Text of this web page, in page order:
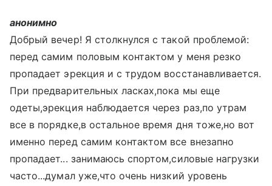
анонимно
Добрый вечер! Я столкнулся с такой проблемой:
перед самим половым контактом у меня резко
пропадает эрекция и с трудом восстанавливается.
При предварительных ласках,пока мы еще
одеты,эрекция наблюдается через раз,по утрам
все в порядке,в остальное время дня тоже,но вот
именно перед самим контактом все внезапно
пропадает... занимаюсь спортом,силовые нагрузки
часто...думал уже,что очень низкий уровень